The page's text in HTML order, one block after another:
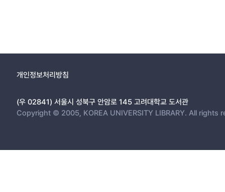
개인정보처리방침
(우 02841) 서울시 성북구 안암로 145 고려대학교 도서관
Copyright © 2005, KOREA UNIVERSITY LIBRARY. All rights